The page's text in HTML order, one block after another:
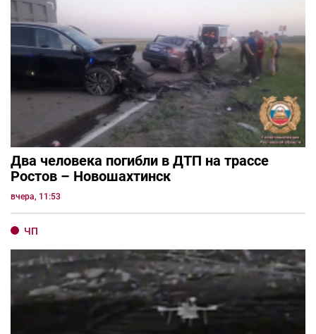
Два человека погибли в ДТП на трассе
Ростов – Новошахтинск
вчера, 11:53
ЧП